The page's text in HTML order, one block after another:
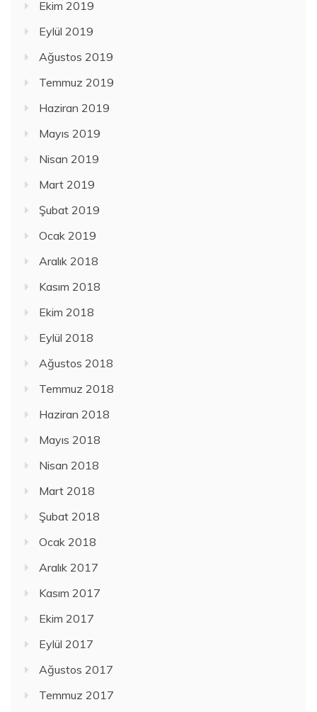
Ekim 2019
Eylül 2019
Ağustos 2019
Temmuz 2019
Haziran 2019
Mayıs 2019
Nisan 2019
Mart 2019
Şubat 2019
Ocak 2019
Aralık 2018
Kasım 2018
Ekim 2018
Eylül 2018
Ağustos 2018
Temmuz 2018
Haziran 2018
Mayıs 2018
Nisan 2018
Mart 2018
Şubat 2018
Ocak 2018
Aralık 2017
Kasım 2017
Ekim 2017
Eylül 2017
Ağustos 2017
Temmuz 2017